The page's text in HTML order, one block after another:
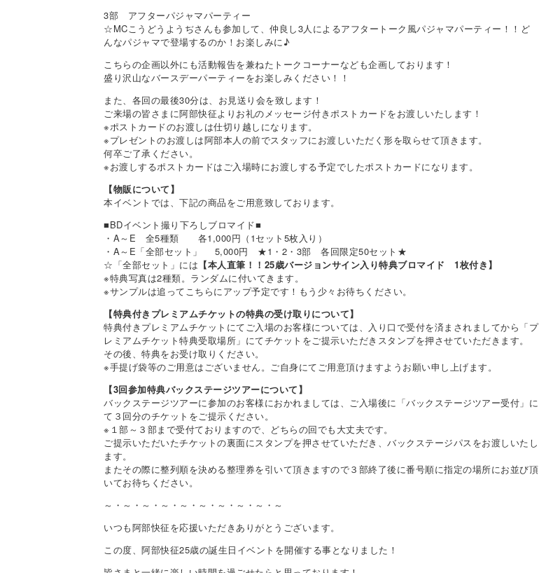
3部 アフターパジャマパーティー
☆MCこうどうようぢさんも参加して、仲良し3人によるアフタートーク風パジャマパーティー！！ど
んなパジャマで登場するのか！お楽しみに♪
こちらの企画以外にも活動報告を兼ねたトークコーナーなども企画しております！
盛り沢山なバースデーパーティーをお楽しみください！！
また、各回の最後30分は、お見送り会を致します！
ご来場の皆さまに阿部快征よりお礼のメッセージ付きポストカードをお渡しいたします！
※ポストカードのお渡しは仕切り越しになります。
※プレゼントのお渡しは阿部本人の前でスタッフにお渡しいただく形を取らせて頂きます。
何卒ご了承ください。
※お渡しするポストカードはご入場時にお渡しする予定でしたポストカードになります。
【物販について】
本イベントでは、下記の商品をご用意致しております。
■BDイベント撮り下ろしブロマイド■
・A～E 全5種類 各1,000円（1セット5枚入り）
・A～E「全部セット」 5,000円 ★1・2・3部 各回限定50セット★
☆「全部セット」には 【本人直筆！！25歳バージョンサイン入り特典ブロマイド 1枚付き】
※特典写真は2種類。ランダムに付いてきます。
※サンプルは追ってこちらにアップ予定です！もう少々お待ちください。
【特典付きプレミアムチケットの特典の受け取りについて】
特典付きプレミアムチケットにてご入場のお客様については、入り口で受付を済まされましてから「プ
レミアムチケット特典受取場所」にてチケットをご提示いただきスタンプを押させていただきます。
その後、特典をお受け取りください。
※手提げ袋等のご用意はございません。ご自身にてご用意頂けますようお願い申し上げます。
【3回参加特典バックステージツアーについて】
バックステージツアーに参加のお客様におかれましては、ご入場後に「バックステージツアー受付」に
て３回分のチケットをご提示ください。
※１部～３部まで受付ておりますので、どちらの回でも大丈夫です。
ご提示いただいたチケットの裏面にスタンプを押させていただき、バックステージパスをお渡しいたし
ます。
またその際に整列順を決める整理券を引いて頂きますので３部終了後に番号順に指定の場所にお並び頂
いてお待ちください。
～・～・～・～・～・～・～・～・～・～
いつも阿部快征を応援いただきありがとうございます。
この度、阿部快征25歳の誕生日イベントを開催する事となりました！